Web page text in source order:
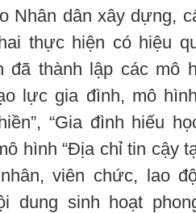
Nhân dân xây dựng,
thực hiện có hiệu
đã thành lập các mô
lực gia đình, mô
“Gia đình hiếu
hình “Địa chỉ tin cậy
viên chức, lao
dung sinh hoạt